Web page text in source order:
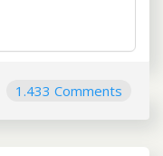
1.433 Comments